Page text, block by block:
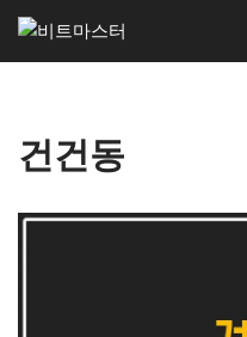
콘
로
건
건건동